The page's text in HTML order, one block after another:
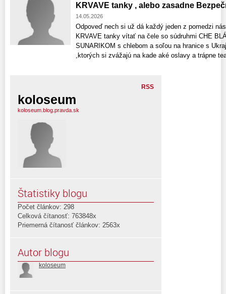
KRVAVE tanky , alebo zasadne
14.05.2026
Odpoveď nech si už dá každý jeden z pomedzi
KRVAVE tanky vítať na čele so súdruhmi CHE
SUNARIKOM s chlebom a soľou na hranice s
,ktorých si zvážajú na kade aké oslavy a trápne
RSS
koloseum
koloseum.blog.pravda.sk
Štatistiky blogu
Počet článkov: 298
Celková čítanosť: 763848x
Priemerná čítanosť článkov: 2563x
Autor blogu
koloseum